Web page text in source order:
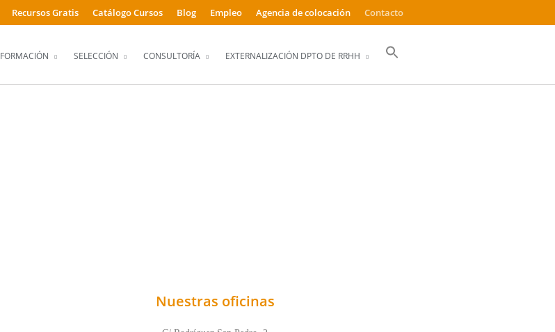
Recursos Gratis Catálogo Cursos Blog Empleo Agencia de colocación Contacto
FORMACIÓN SELECCIÓN CONSULTORÍA EXTERNALIZACIÓN DPTO DE RRHH
Nuestras oficinas